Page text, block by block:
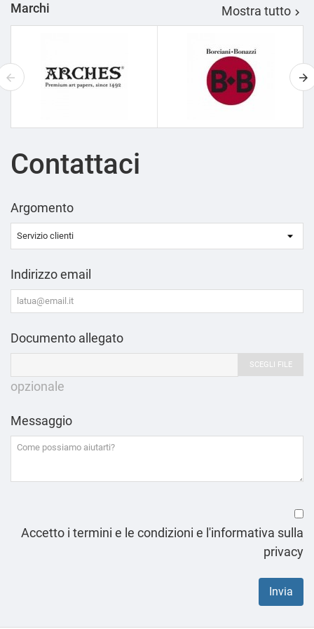
Marchi Mostra tutto 
Contattaci
Argomento
Indirizzo email
Documento allegato
SCEGLI FILE
opzionale
Messaggio
Accetto i termini e le condizioni e l'informativa sulla
privacy